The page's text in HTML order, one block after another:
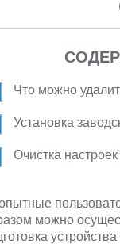
Что можно
Установка
Очистка настроек
можно